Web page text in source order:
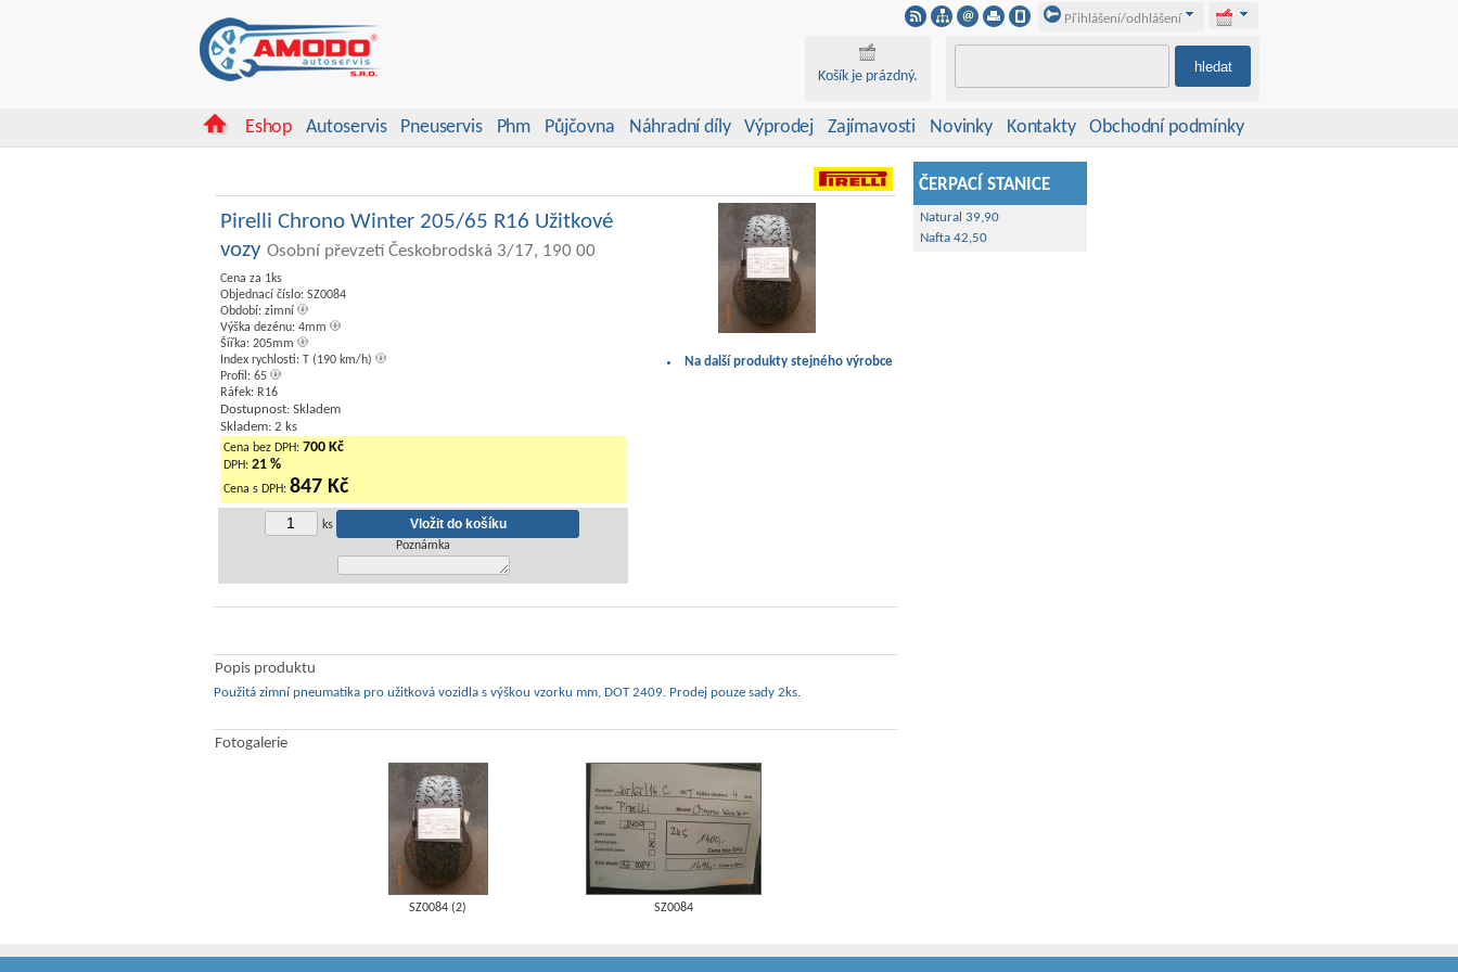
Přihlášení/odhlášení
Košík je prázdný.
Eshop Autoservis Pneuservis Phm Půjčovna Náhradní díly Výprodej Zajímavosti Novinky Kontakty Obchodní podmínky
Na další produkty stejného výrobce
Pirelli Chrono Winter 205/65 R16 Užitkové
vozy Osobní převzetí Českobrodská 3/17, 190 00
Cena za 1ks
Objednací číslo: SZ0084
Období: zimní
Výška dezénu: 4mm
Šířka: 205mm
Index rychlosti: T (190 km/h)
Profil: 65
Ráfek: R16
Dostupnost: Skladem
Skladem: 2 ks
Cena bez DPH: 700 Kč
DPH: 21 %
Cena s DPH: 847 Kč
ks
Poznámka
Popis produktu
Použitá zimní pneumatika pro užitková vozidla s výškou vzorku mm, DOT 2409. Prodej pouze sady 2ks.
Fotogalerie
SZ0084 (2) SZ0084
ČERPACÍ STANICE
Natural 39,90
Nafta 42,50